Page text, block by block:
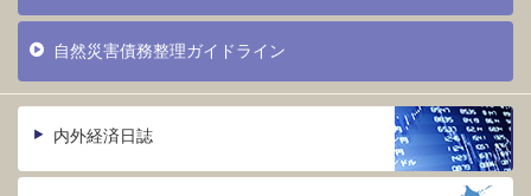
自然災害債務整理ガイドライン
内外経済日誌